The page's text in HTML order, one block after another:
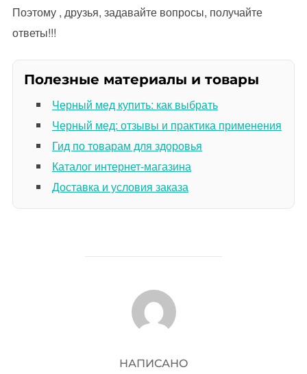
Поэтому , друзья, задавайте вопросы, получайте
ответы!!!
Полезные материалы и товары
Черный мед купить: как выбрать
Черный мед: отзывы и практика применения
Гид по товарам для здоровья
Каталог интернет-магазина
Доставка и условия заказа
АВТОР ЗАПИСИ
НАПИСАНО